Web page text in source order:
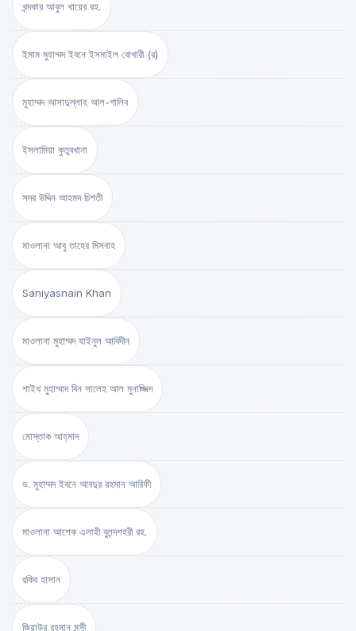
খন্দকার আবুল খায়ের রহ.
ইমাম মুহাম্মদ ইবনে ইসমাইল বোখারী (র)
মুহাম্মদ আসাদুল্লাহ আল-গালিব
ইসলামিয়া কুতুবখানা
সদর উদ্দিন আহমদ চিশতী
মাওলানা আবু তাহের মিসবাহ
Saniyasnain Khan
মাওলানা মুহাম্মদ যাইনুল আবিদীন
শাইখ মুহাম্মাদ বিন সালেহ আল মুনাজ্জিদ
মোস্তাক আহ্‌মাদ
ড. মুহাম্মদ ইবনে আবদুর রহমান আরিফী
মাওলানা আশেক এলাহী বুলন্দশহরী রহ.
রকিব হাসান
জিয়াউর রহমান মুন্সী